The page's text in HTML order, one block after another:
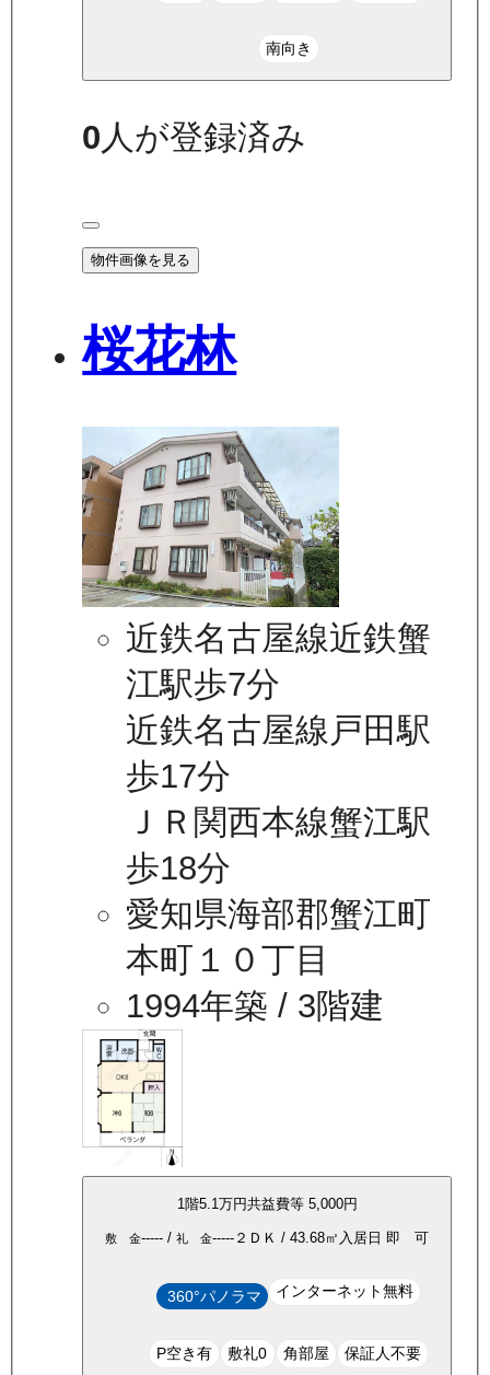
南向き
0 人が登録済み
物件画像を見る
桜花林
近鉄名古屋線近鉄蟹
江駅歩7分
近鉄名古屋線戸田駅
歩17分
ＪＲ関西本線蟹江駅
歩18分
愛知県海部郡蟹江町
本町１０丁目
1994年築 / 3階建
1階5.1万円共益費等 5,000円
敷 金----- / 礼 金----- ２ＤＫ / 43.68㎡ 入居日 即 可
360°パノラマ インターネット無料
P空き有 敷礼0 角部屋 保証人不要